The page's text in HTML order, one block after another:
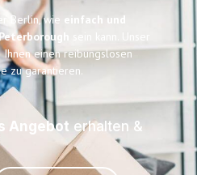
Berlin, wie einfach und
einen reibungslosen
zu garantieren.
Angebot erhalten &